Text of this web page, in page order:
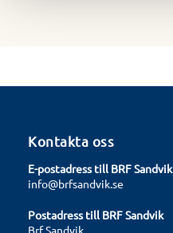
Kontakta oss
E-postadress till BRF Sandvik
info@brfsandvik.se
Postadress till BRF Sandvik
Brf Sandvik